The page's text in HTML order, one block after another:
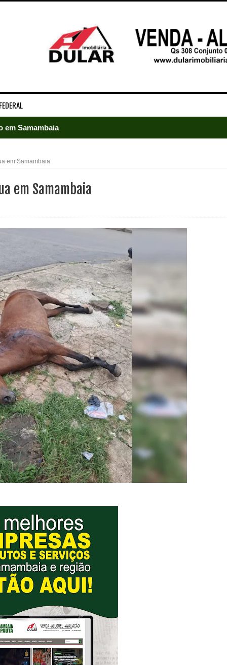
em Samambaia
oferece 806 vagas de emprego nesta quinta-feira
dinâmica dos postos e exige atenção de motoristas de
Lucas de Samambaia entra em mês decisivo com 72% da
de Samambaia meses antes de morte de trabalhador
e cobrança por melhorias em Samambaia
em boca de lobo em Samambaia
de agressão em Samambaia
preventiva decretada pela Justiça
força e esperança para os feirantes do DF
vacinação de crianças e adolescentes
sofrer mal súbito
de Hamilton Tatu por Samambaia, Recanto das
da pecuária para fortalecer a economia do Distrito Federal
formação gratuita em Psytrance em Samambaia
cinco pessoas por crime ambiental em Samambaia
suprimida e pistola 9mm em Samambaia
em Samambaia
em Samambaia